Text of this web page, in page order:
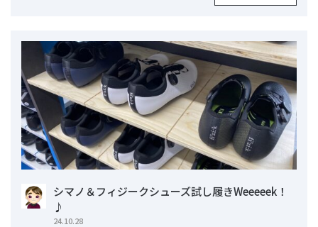
シマノ＆フィジークシューズ試し履きWeeeeek！
♪
24.10.28